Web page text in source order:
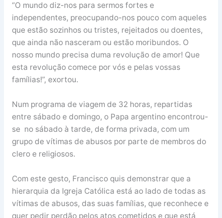
“O mundo diz-nos para sermos fortes e
independentes, preocupando-nos pouco com aqueles
que estão sozinhos ou tristes, rejeitados ou doentes,
que ainda não nasceram ou estão moribundos. O
nosso mundo precisa duma revolução de amor! Que
esta revolução comece por vós e pelas vossas
famílias!”, exortou.
Num programa de viagem de 32 horas, repartidas
entre sábado e domingo, o Papa argentino encontrou-
se no sábado à tarde, de forma privada, com um
grupo de vítimas de abusos por parte de membros do
clero e religiosos.
Com este gesto, Francisco quis demonstrar que a
hierarquia da Igreja Católica está ao lado de todas as
vítimas de abusos, das suas famílias, que reconhece e
quer pedir perdão pelos atos cometidos e que está